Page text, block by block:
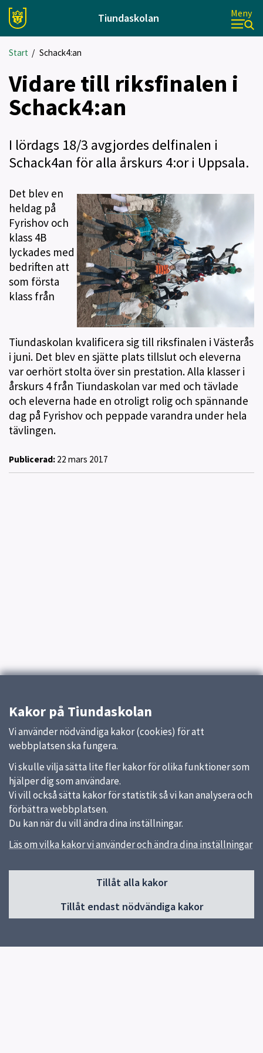
Tiundaskolan Meny
Start / Schack4:an
Vidare till riksfinalen i
Schack4:an
I lördags 18/3 avgjordes delfinalen i
Schack4an för alla årskurs 4:or i Uppsala.
Det blev en
heldag på
Fyrishov och
klass 4B
lyckades med
bedriften att
som första
klass från
Tiundaskolan kvalificera sig till riksfinalen i Västerås
i juni. Det blev en sjätte plats tillslut och eleverna
var oerhört stolta över sin prestation. Alla klasser i
årskurs 4 från Tiundaskolan var med och tävlade
och eleverna hade en otroligt rolig och spännande
dag på Fyrishov och peppade varandra under hela
tävlingen.
Publicerad: 22 mars 2017
Kakor på Tiundaskolan
Vi använder nödvändiga kakor (cookies) för att
webbplatsen ska fungera.
Vi skulle vilja sätta lite fler kakor för olika funktioner som
hjälper dig som användare.
Vi vill också sätta kakor för statistik så vi kan analysera och
förbättra webbplatsen.
Du kan när du vill ändra dina inställningar.
Läs om vilka kakor vi använder och ändra dina inställningar
Tillåt alla kakor
Tillåt endast nödvändiga kakor